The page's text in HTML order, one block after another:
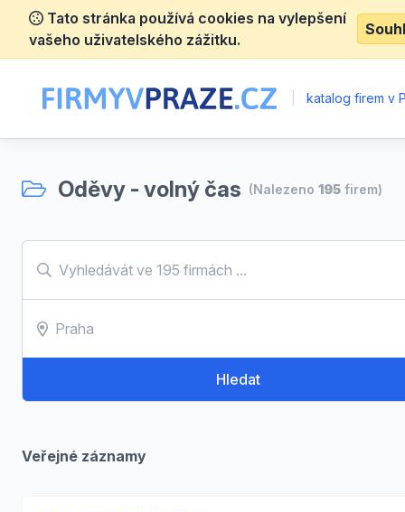
Tato stránka používá cookies na vylepšení
vašeho uživatelského zážitku.
katalog firem v
Oděvy - volný čas (Nalezeno 195 firem)
Hledat
Veřejné záznamy